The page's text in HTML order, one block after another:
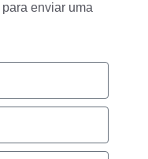
enviar uma